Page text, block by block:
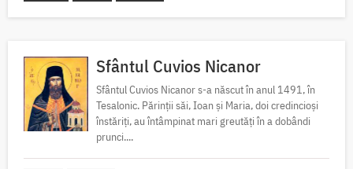
Sfântul Cuvios Nicanor
Sfântul Cuvios Nicanor s-a născut în anul 1491, în
Tesalonic. Părinții săi, Ioan și Maria, doi credincioși
înstăriți, au întâmpinat mari greutăți în a dobândi
prunci....